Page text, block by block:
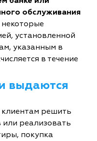
обслуживания
некоторые
установленной
указанным в
в течение
выдаются
решить
реализовать
покупка